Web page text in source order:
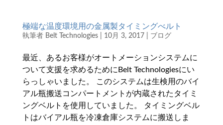
極端な温度環境用の金属製タイミングべルト
執筆者 Belt Technologies| 10月 3, 2017 ブログ
最近、あるお客様がオートメーションシステムに
ついて支援を求めるためにBelt Technologiesにい
らっしゃいました。 このシステムは生検用のバイ
アル瓶搬送コンパートメントが内蔵されたタイミ
ングベルトを使用していました。 タイミングベル
トはバイアル瓶を冷凍倉庫システムに搬送しま